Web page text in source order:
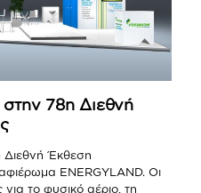
78η Διεθνή
Έκθεση
ENERGYLAND. Οι
το φυσικό αέριο, τη